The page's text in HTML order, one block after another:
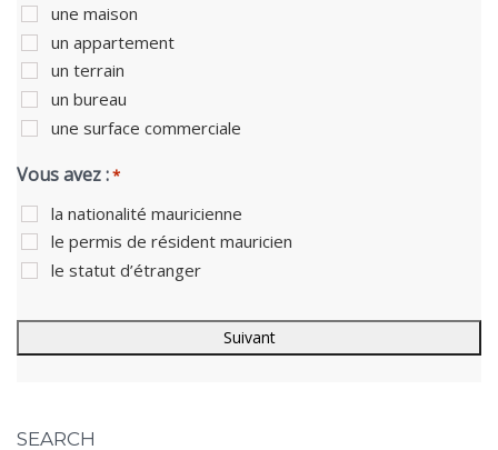
une maison
un appartement
un terrain
un bureau
une surface commerciale
Vous avez :*
la nationalité mauricienne
le permis de résident mauricien
le statut d’étranger
SEARCH